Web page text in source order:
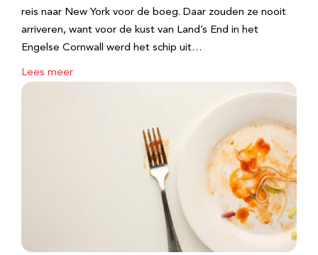
reis naar New York voor de boeg. Daar zouden ze nooit
arriveren, want voor de kust van Land’s End in het
Engelse Cornwall werd het schip uit…
Lees meer